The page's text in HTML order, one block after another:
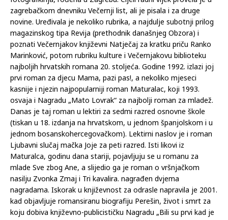
Branka Primorac hrvatska je spisateljica, novinarka i urednica,
fotografkinja, rođena u Zagrebu. Cijeli radni vijek provela je u
zagrebačkom dnevniku Večernji list, ali je pisala i za druge
novine. Uređivala je nekoliko rubrika, a najdulje subotnji prilog
magazinskog tipa Revija (prethodnik današnjeg Obzora) i
poznati Večernjakov književni Natječaj za kratku priču Ranko
Marinković, potom rubriku kulture i Večernjakovu biblioteku
najboljih hrvatskih romana 20. stoljeća. Godine 1992. izlazi joj
prvi roman za djecu Mama, pazi pas!, a nekoliko mjeseci
kasnije i njezin najpopularniji roman Maturalac, koji 1993.
osvaja i Nagradu „Mato Lovrak“ za najbolji roman za mladež.
Danas je taj roman u lektiri za sedmi razred osnovne škole
(tiskan u 18. izdanja na hrvatskom, u jednom španjolskom i u
jednom bosanskohercegovačkom). Lektirni naslov je i roman
Ljubavni slučaj mačka Joje za peti razred. Isti likovi iz
Maturalca, godinu dana stariji, pojavljuju se u romanu za
mlade Sve zbog Ane, a slijedio ga je roman o vršnjačkom
nasilju Zvonka Zmaj i Tri kavalira. nagrađen dvjema